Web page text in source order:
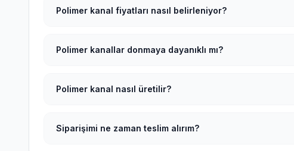
Polimer kanal fiyatları nasıl belirleniyor?
Polimer kanallar donmaya dayanıklı mı?
Polimer kanal nasıl üretilir?
Siparişimi ne zaman teslim alırım?